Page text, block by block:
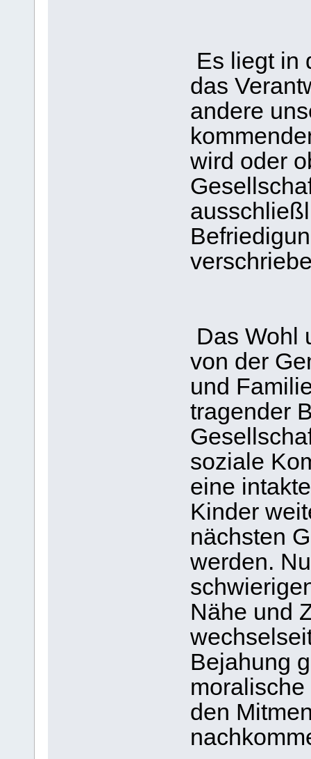
Es liegt in
das
andere
wird oder
Das Wohl
von der
und
tragender
soziale
eine
Kinder
nächsten
werden.
Nähe und
Bejahung
den